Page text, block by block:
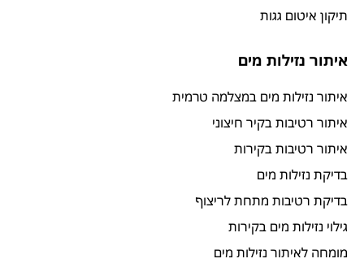
תיקון איטום גגות
איתור נזילות מים
איתור נזילות מים במצלמה טרמית
איתור רטיבות בקיר חיצוני
איתור רטיבות בקירות
בדיקת נזילות מים
בדיקת רטיבות מתחת לריצוף
גילוי נזילות מים בקירות
מומחה לאיתור נזילות מים